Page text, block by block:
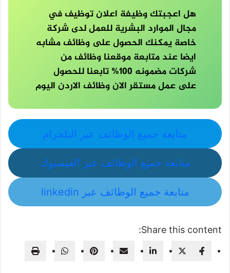
هل اعجبتك وظيفة اعلان توظيف في
مجال الموارد البشرية للعمل لدى شركة
خاصة يمكنك الحصول على وظائف مشابه
ايضا عند متابعة موقعنا وظائف من
شركات مضمونه 100% تابعنا للحصول
على عمل مستقر الان وظائف الاردن اليوم
متابعة جميع الوظائف عبر التلجرام
متابعة جميع الوظائف عبر الفيسبوك
متابعة جميع الوظائف عبر linkedin
Share this content: